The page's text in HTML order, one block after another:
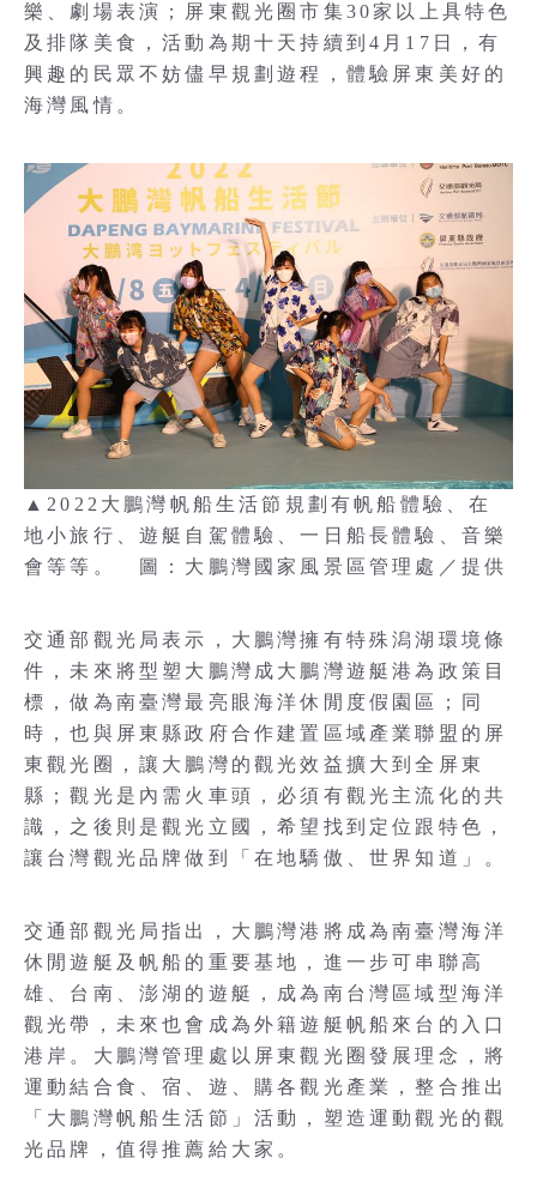
樂、劇場表演；屏東觀光圈市集30家以上具特色
及排隊美食，活動為期十天持續到4月17日，有
興趣的民眾不妨儘早規劃遊程，體驗屏東美好的
海灣風情。
▲2022大鵬灣帆船生活節規劃有帆船體驗、在
地小旅行、遊艇自駕體驗、一日船長體驗、音樂
會等等。 圖：大鵬灣國家風景區管理處／提供
交通部觀光局表示，大鵬灣擁有特殊潟湖環境條
件，未來將型塑大鵬灣成大鵬灣遊艇港為政策目
標，做為南臺灣最亮眼海洋休閒度假園區；同
時，也與屏東縣政府合作建置區域產業聯盟的屏
東觀光圈，讓大鵬灣的觀光效益擴大到全屏東
縣；觀光是內需火車頭，必須有觀光主流化的共
識，之後則是觀光立國，希望找到定位跟特色，
讓台灣觀光品牌做到「在地驕傲、世界知道」。
交通部觀光局指出，大鵬灣港將成為南臺灣海洋
休閒遊艇及帆船的重要基地，進一步可串聯高
雄、台南、澎湖的遊艇，成為南台灣區域型海洋
觀光帶，未來也會成為外籍遊艇帆船來台的入口
港岸。大鵬灣管理處以屏東觀光圈發展理念，將
運動結合食、宿、遊、購各觀光產業，整合推出
「大鵬灣帆船生活節」活動，塑造運動觀光的觀
光品牌，值得推薦給大家。